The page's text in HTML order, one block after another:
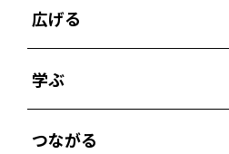
広げる
学ぶ
つながる